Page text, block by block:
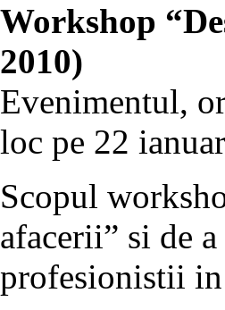
Workshop
2010)
Evenimentul,
loc pe 22
Scopul
afacerii” si de
profesionistii